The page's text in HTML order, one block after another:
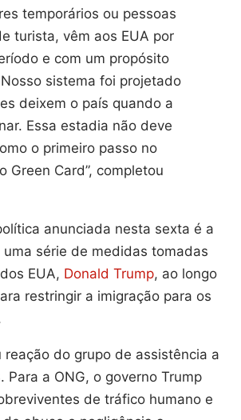
temporários ou pessoas
turista, vêm aos EUA por
e com um propósito
sistema foi projetado
deixem o país quando a
Essa estadia não deve
o primeiro passo no
Green Card”, completou
anunciada nesta sexta é a
série de medidas tomadas
EUA, Donald Trump, ao longo
restringir a imigração para os
reação do grupo de assistência a
Para a ONG, o governo Trump
de tráfico humano e